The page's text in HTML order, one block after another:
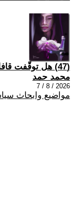
(47) هل توقّفت قافلة الفساد عند أطراف بغداد؟
محمد حمد
2026 / 8 / 7
مواضيع وابحاث